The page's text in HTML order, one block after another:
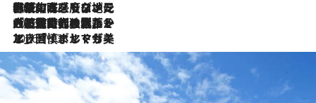
2026.7.22
伝統の味をモダンに昇華。高感度な地元客が集う、リスボンの最旬ガストロノミー
2026.7.21
大航海時代の栄華から、震災、独裁、そして革命へ。ポルトガル・首都リスボンの石畳に刻まれた「歴史の光と影」
2026.7.13
エッセイ・ヤマザキマリ「慎ましくも美しき国 ポルトガル」